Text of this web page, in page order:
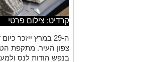
קרדיט: צילום פרטי
ה-29 במרץ
צפון העיר. מתקפת